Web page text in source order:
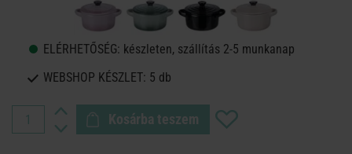
ELÉRHETŐSÉG: készleten, szállítás 2-5 munkanap
WEBSHOP KÉSZLET: 5 db
Kosárba teszem